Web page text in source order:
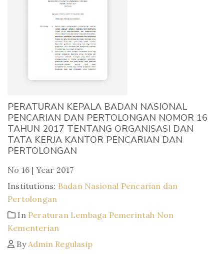
PERATURAN KEPALA BADAN NASIONAL
PENCARIAN DAN PERTOLONGAN NOMOR 16
TAHUN 2017 TENTANG ORGANISASI DAN
TATA KERJA KANTOR PENCARIAN DAN
PERTOLONGAN
No 16 | Year 2017
Institutions: Badan Nasional Pencarian dan
Pertolongan
In Peraturan Lembaga Pemerintah Non
Kementerian
By Admin Regulasip